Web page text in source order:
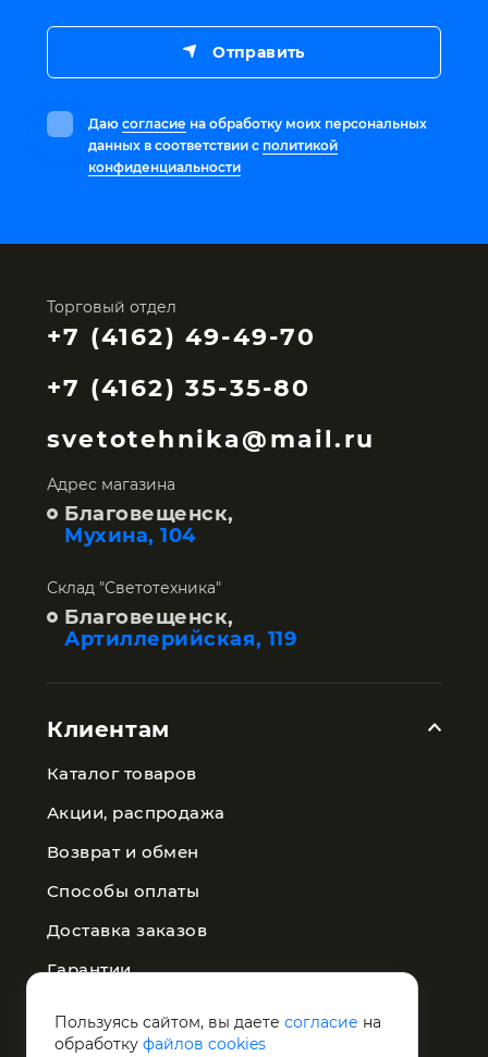
Даю согласие на обработку моих персональных
данных в соответствии с политикой
конфиденциальности
Отправить
Торговый отдел
+7 (4162) 49-49-70
+7 (4162) 35-35-80
svetotehnika@mail.ru
Адрес магазина
Благовещенск,
Мухина, 104
Склад "Светотехника"
Благовещенск,
Артиллерийская, 119
Клиентам
Каталог товаров
Акции, распродажа
Возврат и обмен
Способы оплаты
Доставка заказов
Гарантии
Политика конфиденциальности
Пользуясь сайтом, вы даете согласие на
обработку файлов cookies